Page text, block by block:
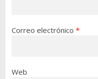
Correo electrónico *
Web